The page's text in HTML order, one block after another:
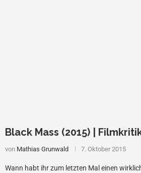
Black Mass (2015) |
von Mathias Grunwald 7. Oktober 2015
Wann habt ihr zum letzten Mal einen